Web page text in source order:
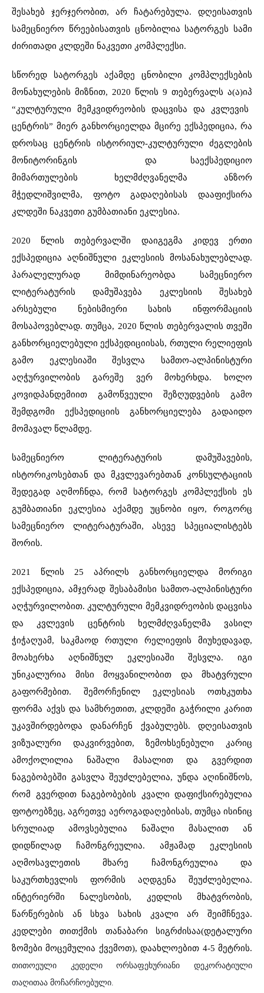
შესახებ ჯერჯერობით, არ ჩატარებულა. დღეისათვის
სამეცნიერო წრეებისათვის ცნობილია სატორგეს სამი
ძირითადი კლდეში ნაკვეთი კომპლექსი.
სწორედ სატორგეს აქამდე ცნობილი კომპლექსების
მონახულების მიზნით, 2020 წლის 9 თებერვალს ა(ა)იპ
“კულტურული მემკვიდრეობის დაცვისა და კვლევის
ცენტრის” მიერ განხორციელდა მცირე ექსპედიცია, რა
დროსაც ცენტრის ისტორიულ-კულტურული ძეგლების
მონიტორინგის და საექსპედიციო
მიმართულების ხელმძღვანელმა ანზორ
მჭედლიშვილმა, ფოტო გადაღებისას დააფიქსირა
კლდეში ნაკვეთი გუმბათიანი ეკლესია.
2020 წლის თებერვალში დაიგეგმა კიდევ ერთი
ექსპედიცია აღნიშნული ეკლესიის მოსანახულებლად.
პარალელურად მიმდინარეობდა სამეცნიერო
ლიტერატურის დამუშავება ეკლესიის შესახებ
არსებული ნებისმიერი სახის ინფორმაციის
მოსაპოვებლად. თუმცა, 2020 წლის თებერვალის თვეში
განხორციელებული ექსპედიციისას, რთული რელიეფის
გამო ეკლესიაში შესვლა სამთო-ალპინისტური
აღჭურვილობის გარეშე ვერ მოხერხდა. ხოლო
კოვიდპანდემიით გამოწვეული შეზღუდვების გამო
შემდგომი ექსპედიციის განხორციელება გადაიდო
მომავალ წლამდე.
სამეცნიერო ლიტერატურის დამუშავების,
ისტორიკოსებთან და მკვლევარებთან კონსულტაციის
შედეგად აღმოჩნდა, რომ სატორგეს კომპლექსის ეს
გუმბათიანი ეკლესია აქამდე უცნობი იყო, როგორც
სამეცნიერო ლიტერატურაში, ასევე სპეციალისტებს
შორის.
2021 წლის 25 აპრილს განხორციელდა მორიგი
ექსპედიცია, ამჯერად შესაბამისი სამთო-ალპინისტური
აღჭურვილობით. კულტურული მემკვიდრეობის დაცვისა
და კვლევის ცენტრის ხელმძღვანელმა ვასილ
ჭიჭაღუამ, საკმაოდ რთული რელიეფის მიუხედავად,
მოახერხა აღნიშნულ ეკლესიაში შესვლა. იგი
უნიკალურია მისი მოყვანილობით და მხატვრული
გაფორმებით. შემორჩენილ ეკლესიას ოთხკუთხა
ფორმა აქვს და სამხრეთით, კლდეში გაჭრილი კარით
უკავშირდებოდა დანარჩენ ქვაბულებს. დღეისათვის
ვიზუალური დაკვირვებით, ზემოხსენებული კარიც
ამოქოლილია ნაშალი მასალით და გვერდით
ნაგებობებში გასვლა შეუძლებელია, უნდა აღინიშნოს,
რომ გვერდით ნაგებობების კვალი დაფიქსირებულია
ფოტოებზეც, აგრეთვე აეროგადაღებისას, თუმცა ისინიც
სრულიად ამოვსებულია ნაშალი მასალით ან
დიდწილად ჩამონგრეულია. ამჟამად ეკლესიის
აღმოსავლეთის მხარე ჩამონგრეულია და
საკურთხევლის ფორმის აღდგენა შეუძლებელია.
ინტერიერში ნალესობის, კედლის მხატვრობის,
წარწერების ან სხვა სახის კვალი არ შეიმჩნევა.
კედლები თითქმის თანაბარი სიგრძისაა(დეტალური
ზომები მოცემულია ქვემოთ), დაახლოებით 4-5 მეტრის.
თითოეული კედელი ორსაფეხურიანი დეკორატიული
თაღითაა მოჩარჩოებული.